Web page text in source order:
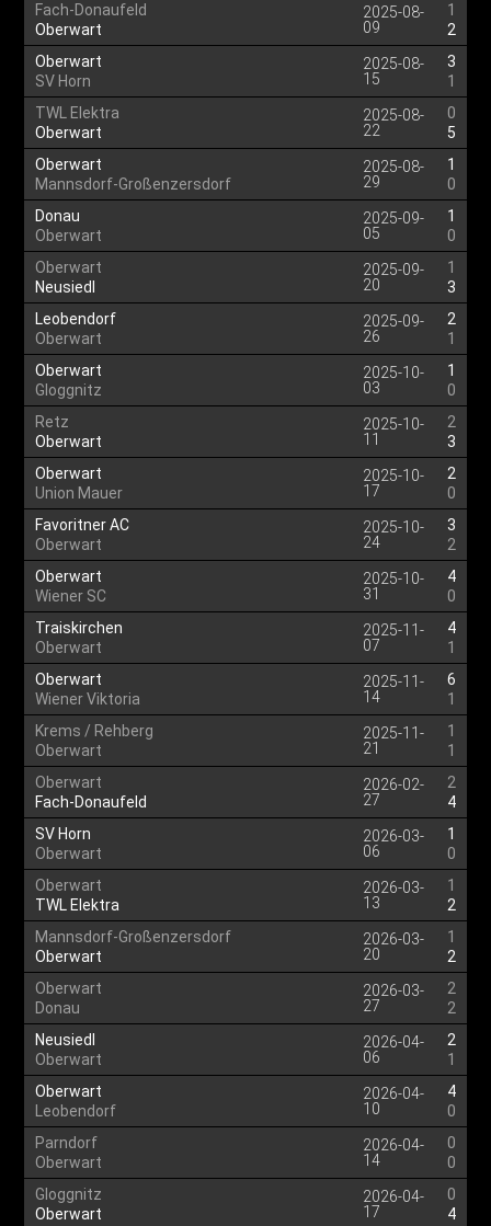
Fach-Donaufeld
Oberwart
2025-08-
09
1
2
Oberwart
SV Horn
2025-08-
15
3
1
TWL Elektra
Oberwart
2025-08-
22
0
5
Oberwart
Mannsdorf-Großenzersdorf
2025-08-
29
1
0
Donau
Oberwart
2025-09-
05
1
0
Oberwart
Neusiedl
2025-09-
20
1
3
Leobendorf
Oberwart
2025-09-
26
2
1
Oberwart
Gloggnitz
2025-10-
03
1
0
Retz
Oberwart
2025-10-
11
2
3
Oberwart
Union Mauer
2025-10-
17
2
0
Favoritner AC
Oberwart
2025-10-
24
3
2
Oberwart
Wiener SC
2025-10-
31
4
0
Traiskirchen
Oberwart
2025-11-
07
4
1
Oberwart
Wiener Viktoria
2025-11-
14
6
1
Krems / Rehberg
Oberwart
2025-11-
21
1
1
Oberwart
Fach-Donaufeld
2026-02-
27
2
4
SV Horn
Oberwart
2026-03-
06
1
0
Oberwart
TWL Elektra
2026-03-
13
1
2
Mannsdorf-Großenzersdorf
Oberwart
2026-03-
20
1
2
Oberwart
Donau
2026-03-
27
2
2
Neusiedl
Oberwart
2026-04-
06
2
1
Oberwart
Leobendorf
2026-04-
10
4
0
Parndorf
Oberwart
2026-04-
14
0
0
Gloggnitz
Oberwart
2026-04-
17
0
4